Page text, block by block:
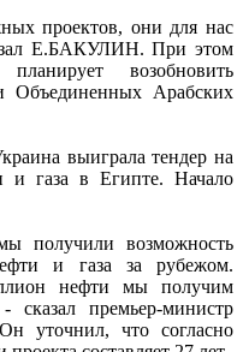
проектов, они для нас
Е.БАКУЛИН. При этом
возобновить
Объединенных Арабских
выиграла тендер на
и газа в Египте. Начало
получили возможность
и газа за рубежом.
нефти мы получим
сказал премьер-министр
что согласно